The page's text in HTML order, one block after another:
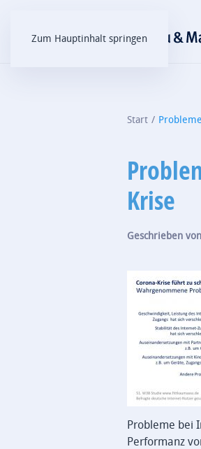
Zum Hauptinhalt springen
Start
Krise
Geschrieben von
Probleme bei
Performanz